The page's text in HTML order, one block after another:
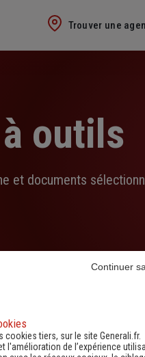
Trouver une
outils
et documents
tiers, sur le site Generali.fr.
l'amélioration de l’expérience
Continuer